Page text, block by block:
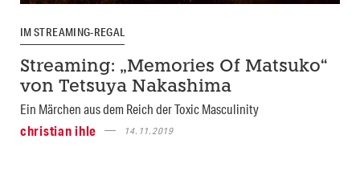
IM STREAMING-REGAL
Streaming: „Memories Of Matsuko“
von Tetsuya Nakashima
Ein Märchen aus dem Reich der Toxic Masculinity
christian ihle
14.11.2019